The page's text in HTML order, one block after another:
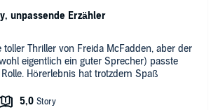
toller Thriller von Freida McFadden, aber der
eigentlich ein guter Sprecher) passte
Hörerlebnis hat trotzdem Spaß
unpassende Erzähler